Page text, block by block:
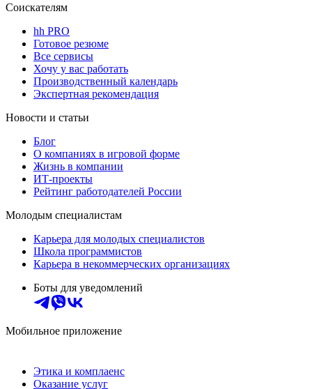
Соискателям
hh PRO
Готовое резюме
Все сервисы
Хочу у вас работать
Производственный календарь
Экспертная рекомендация
Новости и статьи
Блог
О компаниях в игровой форме
Жизнь в компании
ИТ-проекты
Рейтинг работодателей России
Молодым специалистам
Карьера для молодых специалистов
Школа программистов
Карьера в некоммерческих организациях
Боты для уведомлений
Мобильное приложение
Этика и комплаенс
Оказание услуг